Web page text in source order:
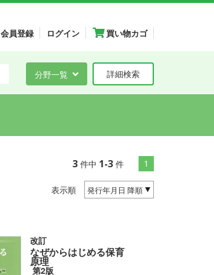
会員登録 ログイン 買い物カゴ
分野一覧 詳細検索
3 件中 1-3 件 1
表示順
改訂
なぜからはじめる保育
原理
第2版